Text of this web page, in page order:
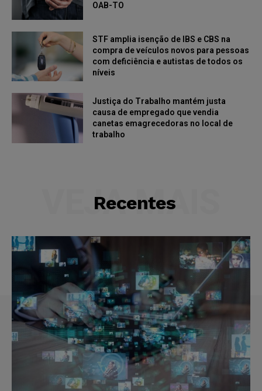
OAB-TO
STF amplia isenção de IBS e CBS na
compra de veículos novos para pessoas
com deficiência e autistas de todos os
níveis
Justiça do Trabalho mantém justa
causa de empregado que vendia
canetas emagrecedoras no local de
trabalho
Recentes
VEJA MAIS